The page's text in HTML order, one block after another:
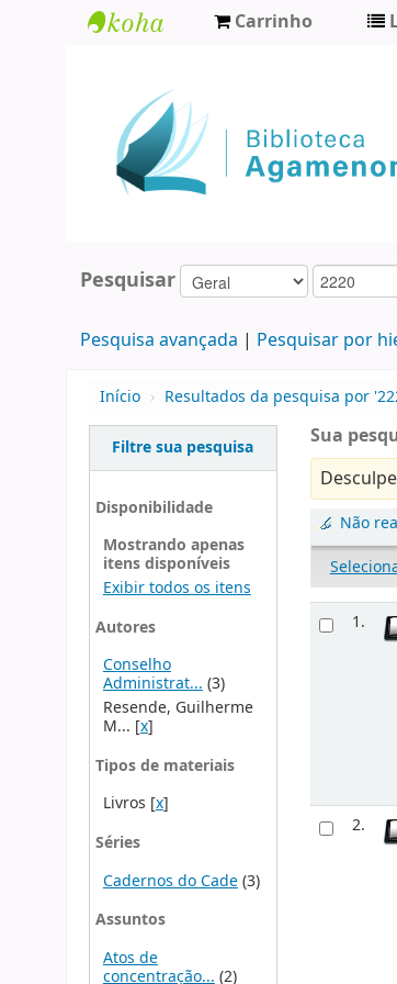
Agamenon
Magalhães
Carrinho
Pesquisar
Pesquisa avançada Pesquisar por
Início › Resultados da pesquisa por
Filtre sua pesquisa
Disponibilidade
Mostrando apenas
itens disponíveis
Exibir todos os itens
Autores
Conselho
Administrat...(3)
Resende, Guilherme
M... [x]
Tipos de materiais
Livros [x]
Séries
Cadernos do Cade(3)
Assuntos
Atos de
concentração... (2)
Sua
Não
1.
2.